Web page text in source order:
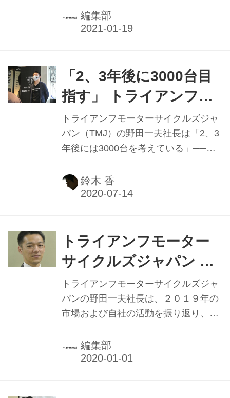
では前年を約20％超える見込みとして
いた。各種イベントの開催やPR活動な
る。
編集部
「2、3年後に3000台目
指す」 トライアンフMJ
野田社長
トライアンフモーターサイクルズジャ
パン（TMJ）の野田一夫社長は「2、3
年後には3000台を考えている」──と
た。7月11日に開店した㈱梅田モータ
ース（神奈川県茅ケ崎市）の「トライ
いさつの中で、新型コロナ禍でも多く
のディーラーが営業を続けていたこと
で「いい形で推移した」と、感謝のこ
とばを述べた。社長就任の2015年度か
らの販売台数の推移を取り上げ「昨年
7月から今年6月までの1年間で、初め
成できた」と、好販売を強調した。 そ
の理由として、メーカーと...
鈴木 香
トライアンフモーター
サイクルズジャパン 販
売網「質」改善へ ディ
ーラー主体「商談会」開
催を
トライアンフモーターサイクルズジャ
パンの野田一夫社長は、２０１９年の
市場および自社の活動を振り返り、内
では厳しい年であったと分析。20年の
活動は継続して３つの基本分野の深化
編集部